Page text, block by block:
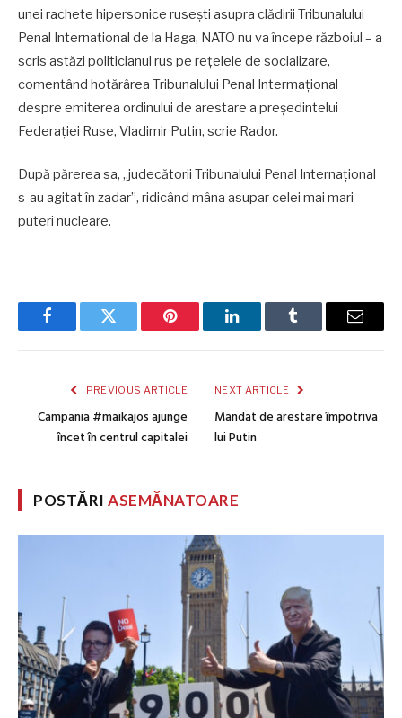
unei rachete hipersonice rusești asupra clădirii Tribunalului
Penal Internațional de la Haga, NATO nu va începe războiul – a
scris astăzi politicianul rus pe rețelele de socializare,
comentând hotărârea Tribunalului Penal Intermațional
despre emiterea ordinului de arestare a președintelui
Federației Ruse, Vladimir Putin, scrie Rador.
După părerea sa, „judecătorii Tribunalului Penal Internațional
s-au agitat în zadar”, ridicând mâna asupar celei mai mari
puteri nucleare.
FacebookTwitter Pinterest LinkedInTumblr Email
PREVIOUS ARTICLE
Campania #maikajos ajunge
încet în centrul capitalei
NEXT ARTICLE
Mandat de arestare împotriva
lui Putin
POSTĂRIASEMĂNATOARE